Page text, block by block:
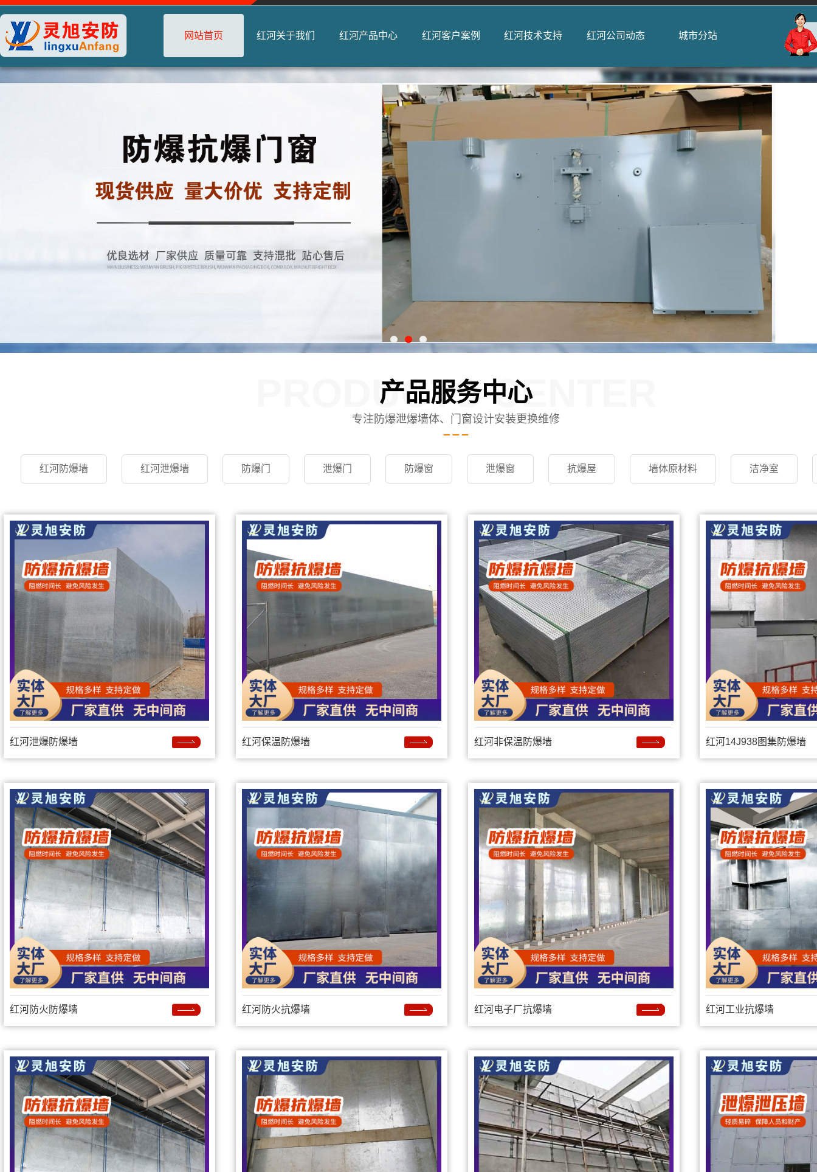
网站首页 红河关于我们 红河产品中心 红河客户案例 红河技术支持 红河公司动态 城市分站
产品服务中心
PRODUCTS CENTER
专注防爆泄爆墙体、门窗设计安装更换维修
红河防爆墙 红河泄爆墙 防爆门 泄爆门 防爆窗 泄爆窗 抗爆屋 墙体原材料 洁净室
红河泄爆防爆墙 红河保温防爆墙 红河非保温防爆墙 红河14J938图集防爆墙
红河防火防爆墙 红河防火抗爆墙 红河电子厂抗爆墙 红河工业抗爆墙